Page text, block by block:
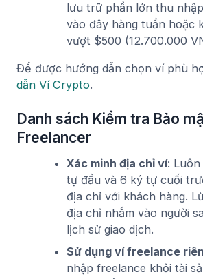
lưu trữ phần lớn thu
vào đây hàng tuần hoặc
vượt $500 (12.700.000
Để được hướng dẫn chọn ví phù
dẫn Ví Crypto.
Danh sách Kiểm tra Bảo
Freelancer
Xác minh địa chỉ ví:
tự đầu và 6 ký tự cuối
địa chỉ với khách hàng.
địa chỉ nhắm vào người
lịch sử giao dịch.
Sử dụng ví freelance
nhập freelance khỏi tài